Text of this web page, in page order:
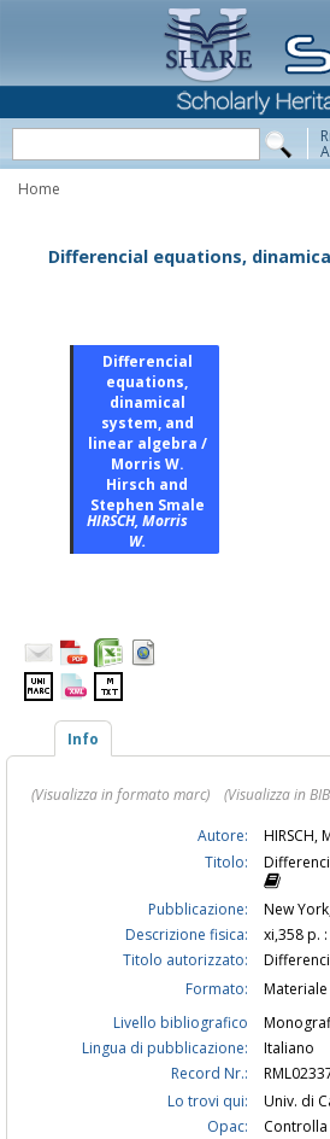
Home
Differencial equations,
Differencial
equations,
dinamical
system, and
linear algebra /
Morris W.
Hirsch and
Stephen Smale
HIRSCH, Morris
W.
Info
(Visualizza in formato marc)
(Visualizza in
Autore:
HIRSCH,
Titolo:
Pubblicazione:
New
Descrizione fisica:
xi,358 p.
Titolo autorizzato:
Formato:
Livello bibliografico
Lingua di pubblicazione:
Italiano
Record Nr.:
Lo trovi qui:
Univ. di
Opac: